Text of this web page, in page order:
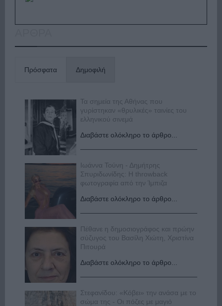
Πρόσφατα Δημοφιλή
Τα σημεία της Αθήνας που
γυρίστηκαν «θρυλικές» ταινίες του
ελληνικού σινεμά
Διαβάστε ολόκληρο το άρθρο...
Ιωάννα Τούνη - Δημήτρης
Σπυριδωνίδης: Η throwback
φωτογραφία από την Ίμπιζα
Διαβάστε ολόκληρο το άρθρο...
Πέθανε η δημοσιογράφος και πρώην
σύζυγος του Βασίλη Χιώτη, Χριστίνα
Πιτουρά
Διαβάστε ολόκληρο το άρθρο...
Στεφανίδου: «Κόβει» την ανάσα με το
σώμα της - Οι πόζες με μαγιό